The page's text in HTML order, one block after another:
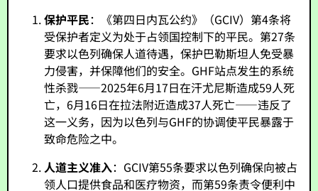
保护平民：《第四日内瓦公约》（GCIV）第4条将
受保护者定义为处于占领国控制下的平民。第27条
要求以色列确保人道待遇，保护巴勒斯坦人免受暴
力侵害，并保障他们的安全。GHF站点发生的系统
性杀戮——2025年6月17日在汗尤尼斯造成59人死
亡，6月16日在拉法附近造成37人死亡——违反了
这一义务，因为以色列与GHF的协调使平民暴露于
致命危险之中。
人道主义准入：GCIV第55条要求以色列确保向被占
领人口提供食品和医疗物资，而第59条责令便利中